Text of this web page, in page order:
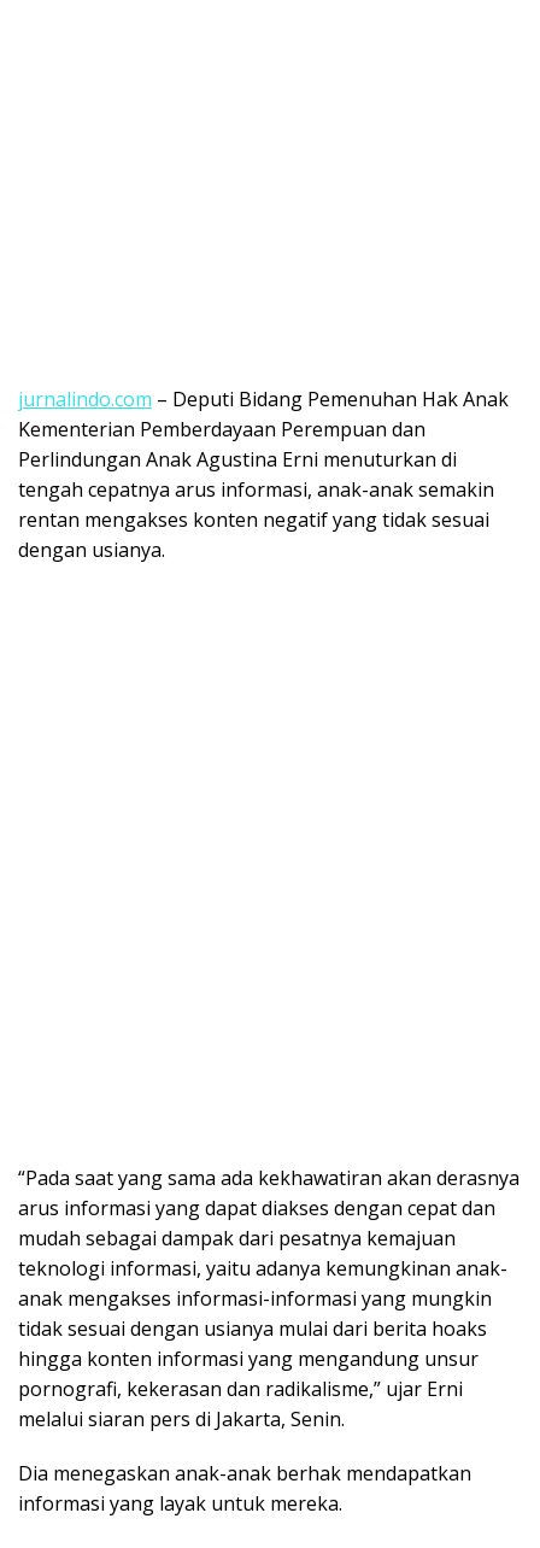
jurnalindo.com – Deputi Bidang Pemenuhan Hak Anak
Kementerian Pemberdayaan Perempuan dan
Perlindungan Anak Agustina Erni menuturkan di
tengah cepatnya arus informasi, anak-anak semakin
rentan mengakses konten negatif yang tidak sesuai
dengan usianya.
“Pada saat yang sama ada kekhawatiran akan derasnya
arus informasi yang dapat diakses dengan cepat dan
mudah sebagai dampak dari pesatnya kemajuan
teknologi informasi, yaitu adanya kemungkinan anak-
anak mengakses informasi-informasi yang mungkin
tidak sesuai dengan usianya mulai dari berita hoaks
hingga konten informasi yang mengandung unsur
pornografi, kekerasan dan radikalisme,” ujar Erni
melalui siaran pers di Jakarta, Senin.
Dia menegaskan anak-anak berhak mendapatkan
informasi yang layak untuk mereka.